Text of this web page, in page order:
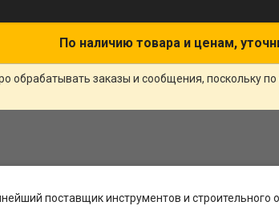
По наличию товара и ценам,
обрабатывать заказы и сообщения, поскольку
поставщик инструментов и строительного